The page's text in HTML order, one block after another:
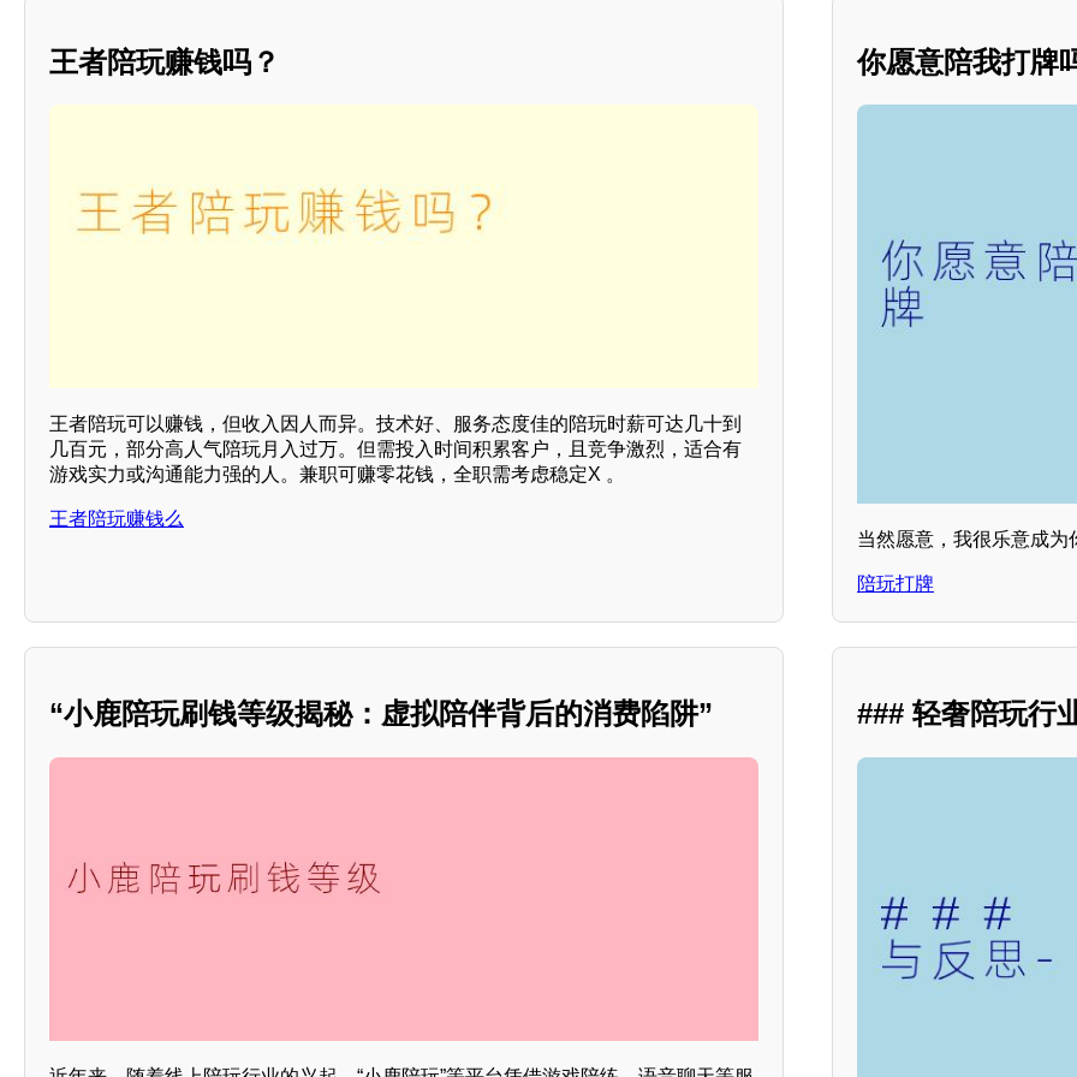
王者陪玩赚钱吗？
王者陪玩可以赚钱，但收入因人而异。技术好、服务态度佳的陪玩时薪可达几十到
几百元，部分高人气陪玩月入过万。但需投入时间积累客户，且竞争激烈，适合有
游戏实力或沟通能力强的人。兼职可赚零花钱，全职需考虑稳定X 。
王者陪玩赚钱么
你愿意陪我打牌
当然愿意，我很乐意成为
陪玩打牌
“小鹿陪玩刷钱等级揭秘：虚拟陪伴背后的消费陷阱” ### 轻奢陪玩行